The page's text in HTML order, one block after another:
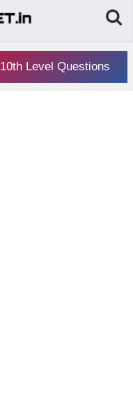
10th Level Questions